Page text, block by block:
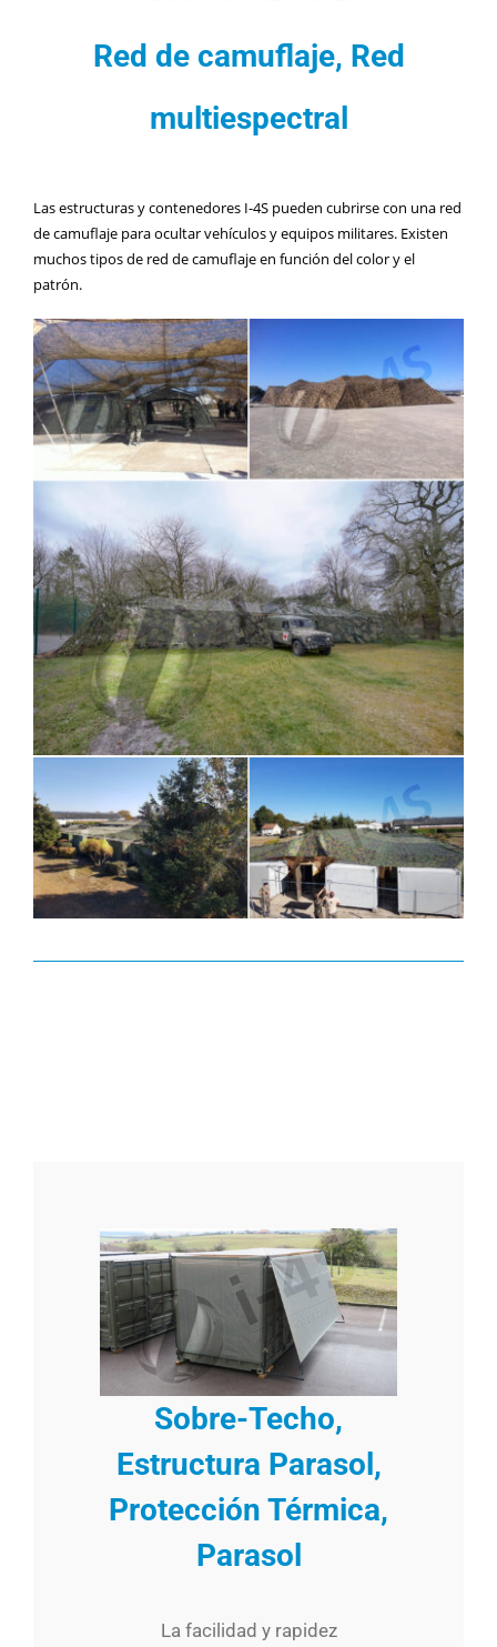
Red de camuflaje, Red
multiespectral
Las estructuras y contenedores I-4S pueden cubrirse con una red
de camuflaje para ocultar vehículos y equipos militares. Existen
muchos tipos de red de camuflaje en función del color y el
patrón.
Sobre-Techo,
Estructura Parasol,
Protección Térmica,
Parasol
La facilidad y rapidez